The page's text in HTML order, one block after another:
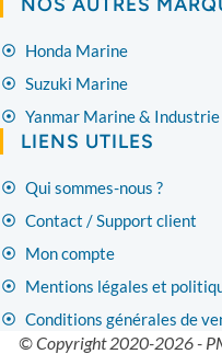
Honda Marine
Suzuki Marine
Yanmar Marine & Industrie
LIENS UTILES
Qui sommes-nous ?
Contact / Support client
Mon compte
Mentions légales et
Conditions générales de
© Copyright 2020-2026 -